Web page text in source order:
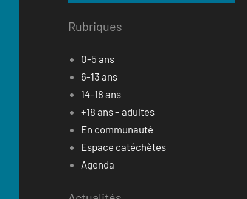
Rubriques
0-5 ans
6-13 ans
14-18 ans
+18 ans – adultes
En communauté
Espace catéchètes
Agenda